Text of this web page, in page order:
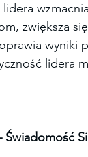
zwiększa
wyniki
lidera